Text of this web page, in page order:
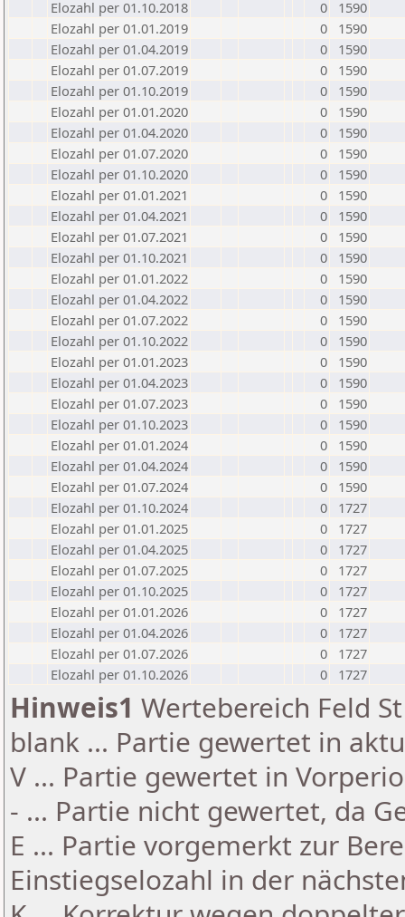
Elozahl per 01.10.2018
0
1590
Elozahl per 01.01.2019
0
1590
Elozahl per 01.04.2019
0
1590
Elozahl per 01.07.2019
0
1590
Elozahl per 01.10.2019
0
1590
Elozahl per 01.01.2020
0
1590
Elozahl per 01.04.2020
0
1590
Elozahl per 01.07.2020
0
1590
Elozahl per 01.10.2020
0
1590
Elozahl per 01.01.2021
0
1590
Elozahl per 01.04.2021
0
1590
Elozahl per 01.07.2021
0
1590
Elozahl per 01.10.2021
0
1590
Elozahl per 01.01.2022
0
1590
Elozahl per 01.04.2022
0
1590
Elozahl per 01.07.2022
0
1590
Elozahl per 01.10.2022
0
1590
Elozahl per 01.01.2023
0
1590
Elozahl per 01.04.2023
0
1590
Elozahl per 01.07.2023
0
1590
Elozahl per 01.10.2023
0
1590
Elozahl per 01.01.2024
0
1590
Elozahl per 01.04.2024
0
1590
Elozahl per 01.07.2024
0
1590
Elozahl per 01.10.2024
0
1727
Elozahl per 01.01.2025
0
1727
Elozahl per 01.04.2025
0
1727
Elozahl per 01.07.2025
0
1727
Elozahl per 01.10.2025
0
1727
Elozahl per 01.01.2026
0
1727
Elozahl per 01.04.2026
0
1727
Elozahl per 01.07.2026
0
1727
Elozahl per 01.10.2026
0 1727
Hinweis1 Wertebereich Feld
blank ... Partie gewertet in
V ... Partie gewertet in
- ... Partie nicht gewertet, da
E ... Partie vorgemerkt zur
Einstiegselozahl in der